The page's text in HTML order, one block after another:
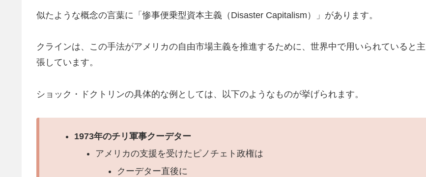
似たような概念の言葉に「惨事便乗型資本主義（Disaster Capitalism）」があります。
クラインは、この手法がアメリカの自由市場主義を推進するために、世界中で用いられていると主
張しています。
ショック・ドクトリンの具体的な例としては、以下のようなものが挙げられます。
1973年のチリ軍事クーデター
アメリカの支援を受けたピノチェト政権は
クーデター直後に